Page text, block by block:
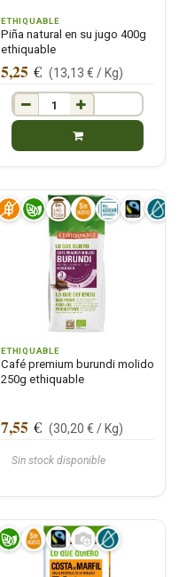
ETHIQUABLE
Piña natural en su jugo 400g
ethiquable
5,25 € (13,13 € / Kg)
ETHIQUABLE
Café premium burundi molido
250g ethiquable
Sin stock disponible
7,55 € (30,20 € / Kg)